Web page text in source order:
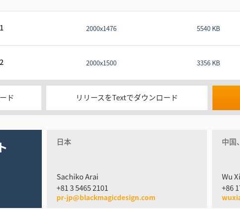
2000x1476 5540 KB
2000x1500 3356 KB
ド リリースをTextでダウンロード
日本
Sachiko Arai
+81 3 5465 2101
pr-jp@blackmagicdesign.com
中国
Wu
+86